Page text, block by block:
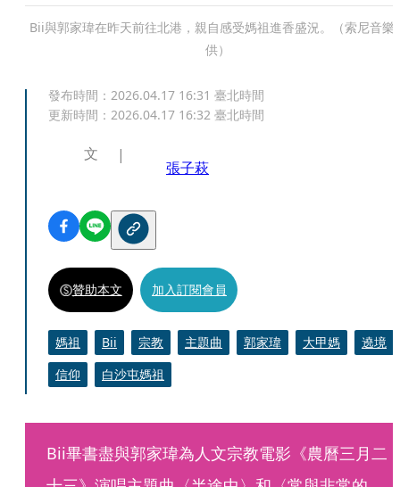
Bii與郭家瑋在昨天前往北港，親自感受媽祖進香盛況。（索尼音樂
供）
發布時間： 2026.04.17 16:31 臺北時間
更新時間： 2026.04.17 16:32 臺北時間
文
張子萩
贊助本文 加入訂閱會員
媽祖 Bii 宗教 主題曲 郭家瑋 大甲媽
遶境
信仰
白沙屯媽祖
Bii畢書盡與郭家瑋為人文宗教電影《農曆三月二